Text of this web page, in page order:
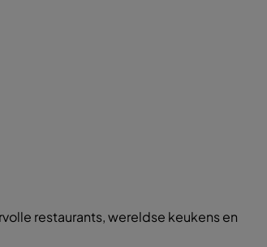
restaurants, wereldse keukens en